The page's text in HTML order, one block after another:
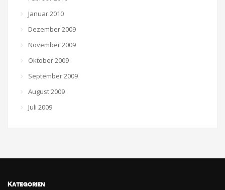
Januar 2010
Dezember 2009
November 2009
Oktober 2009
September 2009
August 2009
Juli 2009
Kategorien